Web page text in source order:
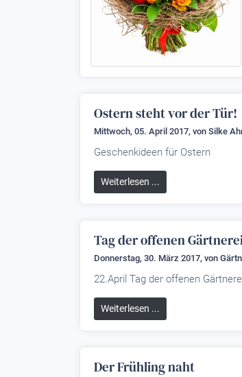
Ostern steht vor der Tür!
Mittwoch, 05. April 2017, von Silke
Geschenkideen für Ostern
Weiterlesen ...
Tag der offenen
Donnerstag, 30. März 2017, von
22.April Tag der offenen
Weiterlesen ...
Der Frühling naht